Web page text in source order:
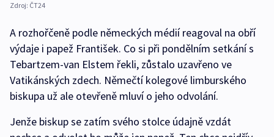
Zdroj: ČT24
A rozhořčeně podle německých médií reagoval na obří
výdaje i papež František. Co si při pondělním setkání s
Tebartzem-van Elstem řekli, zůstalo uzavřeno ve
Vatikánských zdech. Němečtí kolegové limburského
biskupa už ale otevřeně mluví o jeho odvolání.
Jenže biskup se zatím svého stolce údajně vzdát